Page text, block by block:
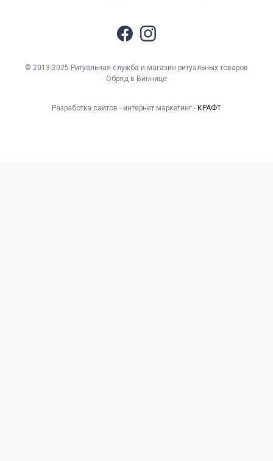
© 2013-2025 Ритуальная служба и магазин ритуальных товаров
Обряд в Виннице
Разработка сайтов - интернет маркетинг - КРАФТ